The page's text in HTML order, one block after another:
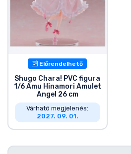
Előrendelhető
Shugo Chara! PVC figura
1/6 Amu Hinamori Amulet
Angel 26 cm
Várható megjelenés:
2027. 09. 01.
Sorozatos cuccok
Filmes cuccok
Mesés cuccok
Animés cuccok
Gamer cuccok
Sportos cuccok